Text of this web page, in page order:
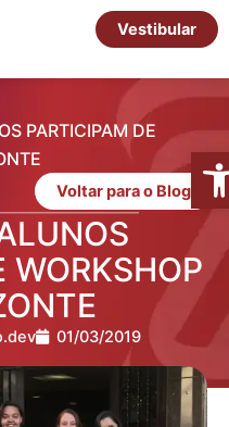
Vestibular
PARTICIPAM DE
Voltar para o Blog
WORKSHOP
01/03/2019